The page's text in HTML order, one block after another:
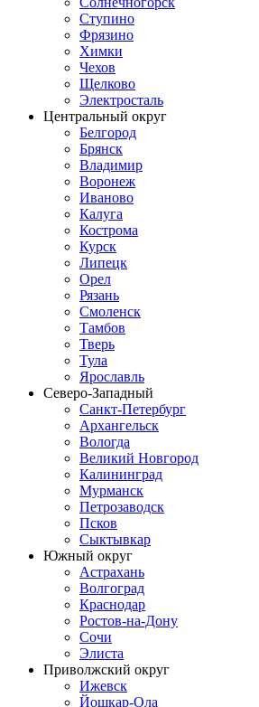
Ступино
Фрязино
Химки
Чехов
Щелково
Электросталь
Центральный округ
Белгород
Брянск
Владимир
Воронеж
Иваново
Калуга
Кострома
Курск
Липецк
Орел
Рязань
Смоленск
Тамбов
Тверь
Тула
Ярославль
Северо-Западный
Санкт-Петербург
Архангельск
Вологда
Великий Новгород
Калининград
Мурманск
Петрозаводск
Псков
Сыктывкар
Южный округ
Астрахань
Волгоград
Краснодар
Ростов-на-Дону
Сочи
Элиста
Приволжский округ
Ижевск
Йошкар-Ола